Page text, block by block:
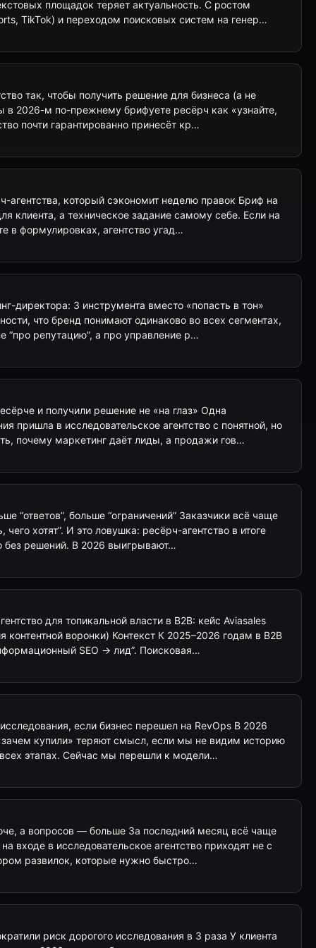
площадок теряет актуальность. С ростом
TikTok) и переходом поисковых систем на генер…
так, чтобы получить решение для бизнеса (а не
в 2026-м по-прежнему брифуете ресёрч как «узнайте,
почти гарантированно принесёт кр…
агентства, который сэкономит неделю правок Бриф на
клиента, а техническое задание самому себе. Если на
в формулировках, агентство угад…
директора: 3 инструмента вместо «попасть в тон»
что бренд понимают одинаково во всех сегментах,
“про репутацию”, а про управление р…
и получили решение не «на глаз» Одна
пришла в исследовательское агентство с понятной, но
почему маркетинг даёт лиды, а продажи гов…
“ответов”, больше “ограничений” Заказчики всё чаще
чего хотят”. И это ловушка: ресёрч-агентство в итоге
без решений. В 2026 выигрывают…
для топикальной власти в B2B: кейс Aviasales
контентной воронки) Контекст К 2025–2026 годам в B2B
SEO → лид”. Поисковая…
если бизнес перешел на RevOps В 2026
купили» теряют смысл, если мы не видим историю
этапах. Сейчас мы перешли к модели…
а вопросов — больше За последний месяц всё чаще
входе в исследовательское агентство приходят не с
развилок, которые нужно быстро…
риск дорогого исследования в 3 раза У клиента